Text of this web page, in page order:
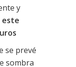
y
este
se prevé
sombra